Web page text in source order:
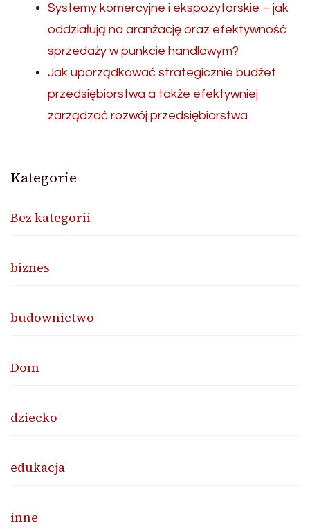
Systemy komercyjne i ekspozytorskie – jak
oddziałują na aranżację oraz efektywność
sprzedaży w punkcie handlowym?
Jak uporządkować strategicznie budżet
przedsiębiorstwa a także efektywniej
zarządzać rozwój przedsiębiorstwa
Kategorie
Bez kategorii
biznes
budownictwo
Dom
dziecko
edukacja
inne